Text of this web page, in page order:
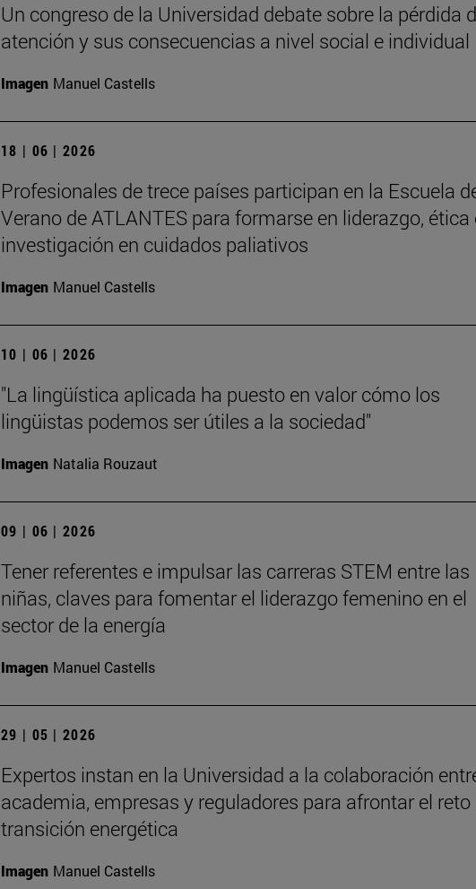
Un congreso de la Universidad debate sobre la pérdida
atención y sus consecuencias a nivel social e individual
Imagen Manuel Castells
18 | 06 | 2026
Profesionales de trece países participan en la Escuela
Verano de ATLANTES para formarse en liderazgo, ética
investigación en cuidados paliativos
Imagen Manuel Castells
10 | 06 | 2026
"La lingüística aplicada ha puesto en valor cómo los
lingüistas podemos ser útiles a la sociedad"
Imagen Natalia Rouzaut
09 | 06 | 2026
Tener referentes e impulsar las carreras STEM entre las
niñas, claves para fomentar el liderazgo femenino en el
sector de la energía
Imagen Manuel Castells
29 | 05 | 2026
Expertos instan en la Universidad a la colaboración
academia, empresas y reguladores para afrontar el reto
transición energética
Imagen Manuel Castells